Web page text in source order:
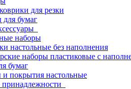
для резки
бумаг
наборы
настольные без наполнения
наборы пластиковые с
бумаг
и покрытия настольные